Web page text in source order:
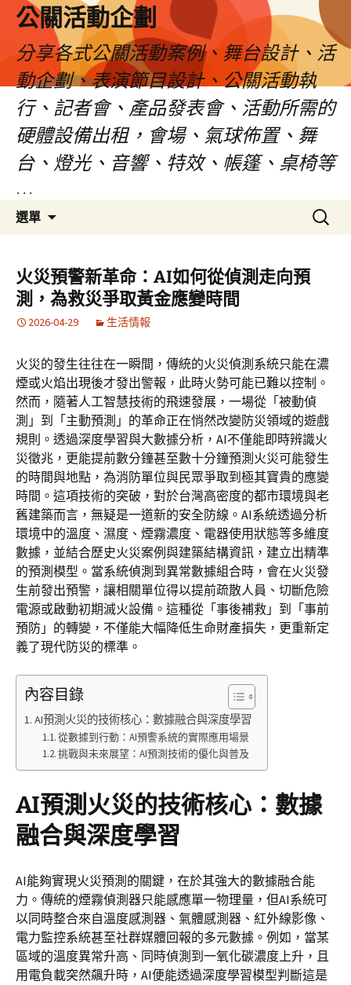
公關活動企劃
分享各式公關活動案例、舞台設計、活
動企劃、表演節目設計、公關活動執
行、記者會、產品發表會、活動所需的
硬體設備出租，會場、氣球佈置、舞
台、燈光、音響、特效、帳篷、桌椅等
…
選單
要
內
容
搜
尋
鍵
字:
火災預警新革命：AI如何從偵測走向預
測，為救災爭取黃金應變時間
2026-04-29 生活情報
火災的發生往往在一瞬間，傳統的火災偵測系統只能在濃
煙或火焰出現後才發出警報，此時火勢可能已難以控制。
然而，隨著人工智慧技術的飛速發展，一場從「被動偵
測」到「主動預測」的革命正在悄然改變防災領域的遊戲
規則。透過深度學習與大數據分析，AI不僅能即時辨識火
災徵兆，更能提前數分鐘甚至數十分鐘預測火災可能發生
的時間與地點，為消防單位與民眾爭取到極其寶貴的應變
時間。這項技術的突破，對於台灣高密度的都市環境與老
舊建築而言，無疑是一道新的安全防線。AI系統透過分析
環境中的溫度、濕度、煙霧濃度、電器使用狀態等多維度
數據，並結合歷史火災案例與建築結構資訊，建立出精準
的預測模型。當系統偵測到異常數據組合時，會在火災發
生前發出預警，讓相關單位得以提前疏散人員、切斷危險
電源或啟動初期滅火設備。這種從「事後補救」到「事前
預防」的轉變，不僅能大幅降低生命財產損失，更重新定
義了現代防災的標準。
內容目錄
AI預測火災的技術核心：數據融合與深度學習
從數據到行動：AI預警系統的實際應用場景
挑戰與未來展望：AI預測技術的優化與普及
AI預測火災的技術核心：數據
融合與深度學習
AI能夠實現火災預測的關鍵，在於其強大的數據融合能
力。傳統的煙霧偵測器只能感應單一物理量，但AI系統可
以同時整合來自溫度感測器、氣體感測器、紅外線影像、
電力監控系統甚至社群媒體回報的多元數據。例如，當某
區域的溫度異常升高、同時偵測到一氧化碳濃度上升，且
用電負載突然飆升時，AI便能透過深度學習模型判斷這是